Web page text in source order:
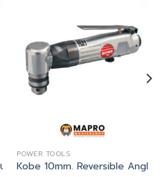
ล็อกลม
POWER TOOLS
Kobe 10mm. Reversible Angle